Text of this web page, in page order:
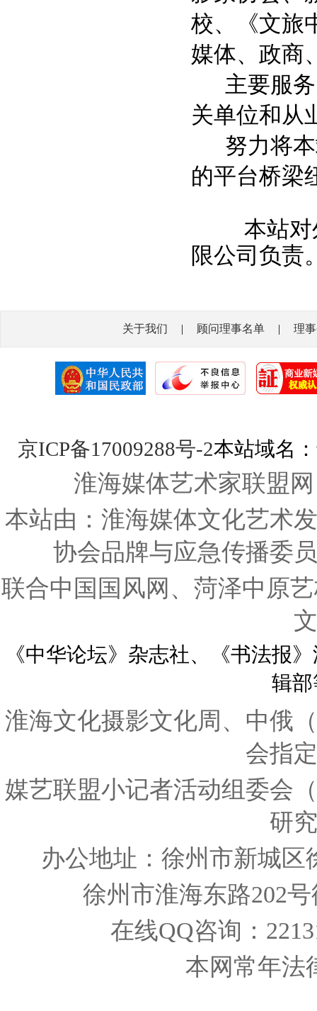
校、
《文
媒体、政商
主要服务
关单位和从
努力将本
的平台桥梁
本站对
限公司负责
关于我们 | 顾问理事名单 | 理
京ICP备17009288号-2本站域名
淮海媒体艺术家联盟
本站由：淮海媒体文化艺术
协会品牌与应急传播委
联合中国国风网、菏泽中原
《中华论坛》杂志社、《书法报
辑
淮海文化摄影文化周、中俄
会指
媒艺联盟小记者活动组委会
研
办公地址：徐州市新城
徐州市淮海东路202
在线QQ咨询：
本网常年法